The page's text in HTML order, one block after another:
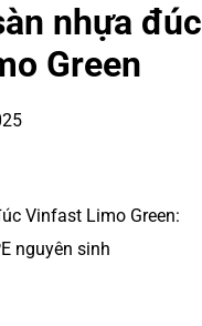
nhựa đúc
Green
Vinfast Limo Green:
nguyên sinh